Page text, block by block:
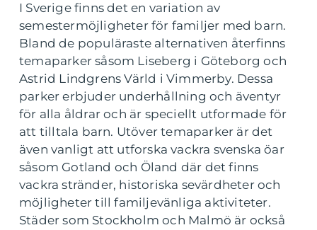
I Sverige finns det en variation av
semestermöjligheter för familjer med barn.
Bland de populäraste alternativen återfinns
temaparker såsom Liseberg i Göteborg och
Astrid Lindgrens Värld i Vimmerby. Dessa
parker erbjuder underhållning och äventyr
för alla åldrar och är speciellt utformade för
att tilltala barn. Utöver temaparker är det
även vanligt att utforska vackra svenska öar
såsom Gotland och Öland där det finns
vackra stränder, historiska sevärdheter och
möjligheter till familjevänliga aktiviteter.
Städer som Stockholm och Malmö är också